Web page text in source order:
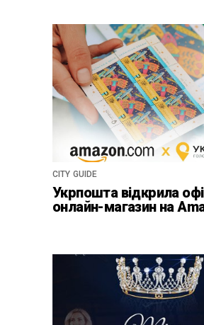
CITY GUIDE
Укрпошта відкрила
онлайн-магазин на